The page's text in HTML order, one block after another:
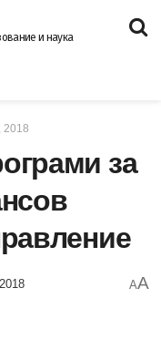
и наука
2018
за
AA